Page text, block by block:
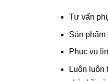
Tư vấn
Sản phẩm
Phục vụ
Luôn luôn